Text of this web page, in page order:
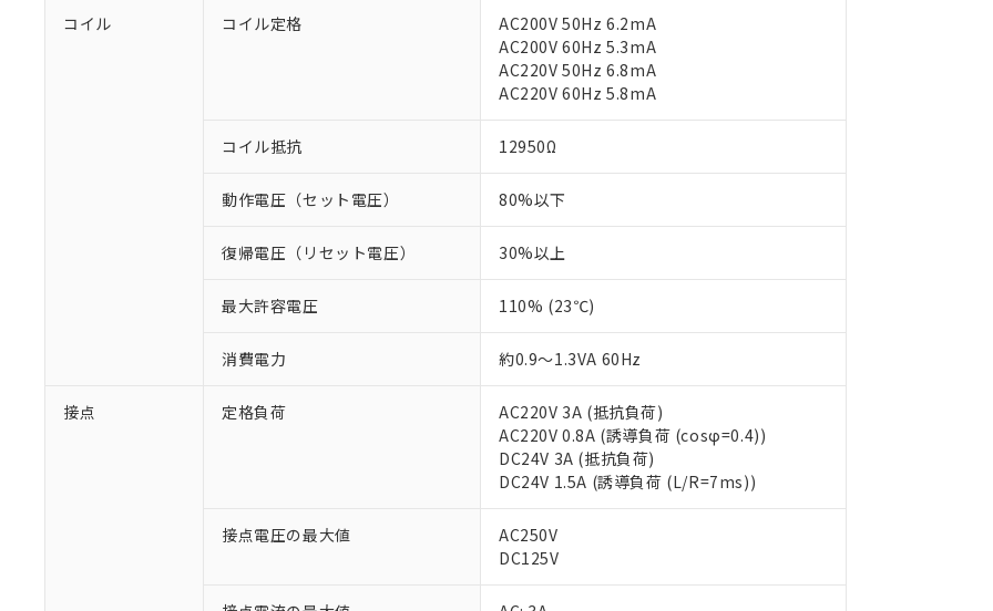
コイル コイル定格
AC200V 50Hz 6.2mA
AC200V 60Hz 5.3mA
AC220V 50Hz 6.8mA
AC220V 60Hz 5.8mA
コイル抵抗 12950Ω
動作電圧（セット電圧） 80%以下
復帰電圧（リセット電圧） 30%以上
最大許容電圧 110% (23℃)
消費電力 約0.9～1.3VA 60Hz
接点 定格負荷
AC220V 3A (抵抗負荷)
AC220V 0.8A (誘導負荷 (cosφ=0.4))
DC24V 3A (抵抗負荷)
DC24V 1.5A (誘導負荷 (L/R=7ms))
接点電圧の最大値
AC250V
DC125V